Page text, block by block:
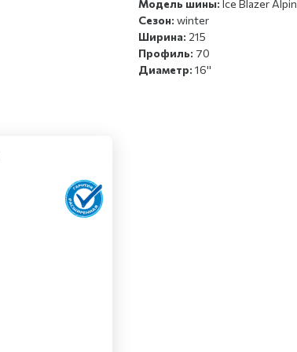
Модель шины:Ice Blazer
Сезон:winter
Ширина: 215
Профиль: 70
Диаметр:16''